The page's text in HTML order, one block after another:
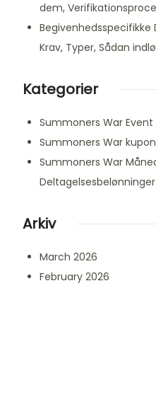
dem,
Begivenhedsspecifikke
Krav, Typer, Sådan
Kategorier
Summoners War
Summoners War
Summoners War
Deltagelsesbelønninger
Arkiv
March 2026
February 2026